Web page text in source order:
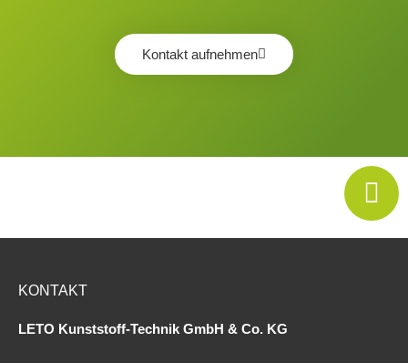
Kontakt aufnehmen
KONTAKT
LETO Kunststoff-Technik GmbH & Co. KG